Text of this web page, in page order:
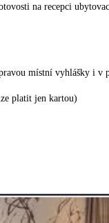
na recepci
místní vyhlášky i
platit jen kartou)